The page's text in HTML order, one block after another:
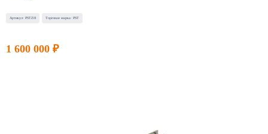
Артикул: PSTZH Торговая марка: PST
1 600 000 ₽